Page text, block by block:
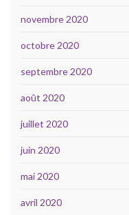
novembre 2020
octobre 2020
septembre 2020
août 2020
juillet 2020
juin 2020
mai 2020
avril 2020